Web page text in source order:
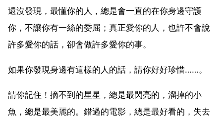
還沒發現，最懂你的人，總是會一直的在你身邊守護
你，不讓你有一絲的委屈；真正愛你的人，也許不會說
許多愛你的話，卻會做許多愛你的事。
如果你發現身邊有這樣的人的話，請你好好珍惜……。
請你記住！摘不到的星星，總是最閃亮的，溜掉的小
魚，總是最美麗的。錯過的電影，總是最好看的，失去